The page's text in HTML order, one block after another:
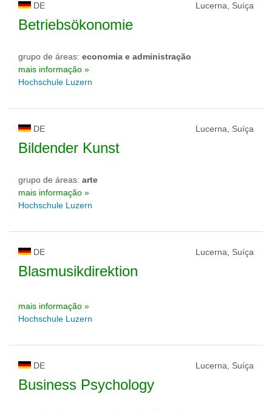
DE Lucerna, Suíça
Betriebsökonomie
grupo de áreas: economia e administração
mais informação »
Hochschule Luzern
DE Lucerna, Suíça
Bildender Kunst
grupo de áreas: arte
mais informação »
Hochschule Luzern
DE Lucerna, Suíça
Blasmusikdirektion
mais informação »
Hochschule Luzern
DE Lucerna, Suíça
Business Psychology